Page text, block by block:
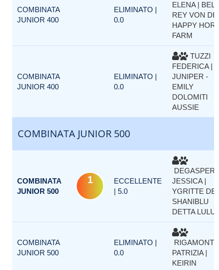
COMBINATA
JUNIOR 400
ELIMINATO |
0.0
ELENA |
REY VON
HAPPY
FARM
COMBINATA
JUNIOR 400
ELIMINATO |
0.0
TUZZI
FEDERICA |
JUNIPER -
EMILY
DOLOMITI
AUSSIE
COMBINATA JUNIOR 500
COMBINATA
JUNIOR 500
1
ECCELLENTE
| 5.0
DEGASPERI
JESSICA |
YGRITTE DEI
SHANIBLU
DETTA LULU
COMBINATA
JUNIOR 500
ELIMINATO |
0.0
RIGAMONTI
PATRIZIA |
KEIRIN